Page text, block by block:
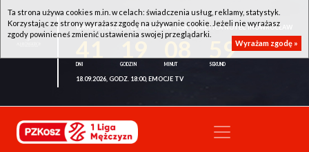
WKK ACTIVE HOTEL WROCŁAW - KSK QEMETICA NOTEĆ INOWROCŁAW
58
18.09.2026, GODZ. 18:00, EMOCJE TV
Ta strona używa cookies m.in. w celach: świadczenia usług, reklamy, statystyk.
Korzystając ze strony wyrażasz zgodę na używanie cookie. Jeżeli nie wyrażasz
zgody powinieneś zmienić ustawienia swojej przeglądarki.
Wyrażam zgodę »